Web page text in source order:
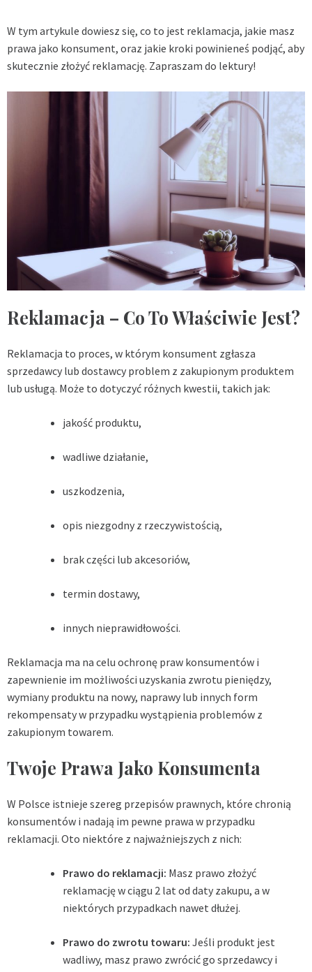
W tym artykule dowiesz się, co to jest reklamacja, jakie masz
prawa jako konsument, oraz jakie kroki powinieneś podjąć, aby
skutecznie złożyć reklamację. Zapraszam do lektury!
Reklamacja – Co To Właściwie Jest?
Reklamacja to proces, w którym konsument zgłasza
sprzedawcy lub dostawcy problem z zakupionym produktem
lub usługą. Może to dotyczyć różnych kwestii, takich jak:
jakość produktu,
wadliwe działanie,
uszkodzenia,
opis niezgodny z rzeczywistością,
brak części lub akcesoriów,
termin dostawy,
innych nieprawidłowości.
Reklamacja ma na celu ochronę praw konsumentów i
zapewnienie im możliwości uzyskania zwrotu pieniędzy,
wymiany produktu na nowy, naprawy lub innych form
rekompensaty w przypadku wystąpienia problemów z
zakupionym towarem.
Twoje Prawa Jako Konsumenta
W Polsce istnieje szereg przepisów prawnych, które chronią
konsumentów i nadają im pewne prawa w przypadku
reklamacji. Oto niektóre z najważniejszych z nich:
Prawo do reklamacji: Masz prawo złożyć
reklamację w ciągu 2 lat od daty zakupu, a w
niektórych przypadkach nawet dłużej.
Prawo do zwrotu towaru: Jeśli produkt jest
wadliwy, masz prawo zwrócić go sprzedawcy i